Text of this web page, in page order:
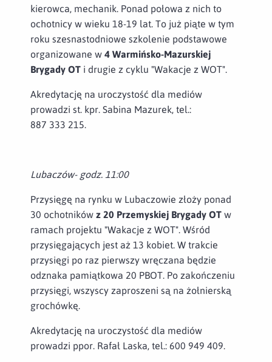
kierowca, mechanik. Ponad połowa z nich to
ochotnicy w wieku 18-19 lat. To już piąte w tym
roku szesnastodniowe szkolenie podstawowe
organizowane w 4 Warmińsko-Mazurskiej
Brygady OT i drugie z cyklu "Wakacje z WOT".
Akredytację na uroczystość dla mediów
prowadzi st. kpr. Sabina Mazurek, tel.:
887 333 215.
Lubaczów- godz. 11:00
Przysięgę na rynku w Lubaczowie złoży ponad
30 ochotników z 20 Przemyskiej Brygady OT w
ramach projektu "Wakacje z WOT". Wśród
przysięgających jest aż 13 kobiet. W trakcie
przysięgi po raz pierwszy wręczana będzie
odznaka pamiątkowa 20 PBOT. Po zakończeniu
przysięgi, wszyscy zaproszeni są na żołnierską
grochówkę.
Akredytację na uroczystość dla mediów
prowadzi ppor. Rafał Laska, tel.: 600 949 409.